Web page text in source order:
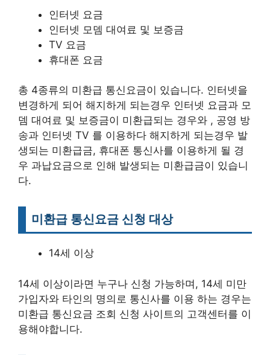
인터넷 요금
인터넷 모뎀 대여료 및 보증금
TV 요금
휴대폰 요금
총 4종류의 미환급 통신요금이 있습니다. 인터넷을
변경하게 되어 해지하게 되는경우 인터넷 요금과 모
뎀 대여료 및 보증금이 미환급되는 경우와 , 공영 방
송과 인터넷 TV 를 이용하다 해지하게 되는경우 발
생되는 미환급금, 휴대폰 통신사를 이용하게 될 경
우 과납요금으로 인해 발생되는 미환급금이 있습니
다.
미환급 통신요금 신청 대상
14세 이상
14세 이상이라면 누구나 신청 가능하며, 14세 미만
가입자와 타인의 명의로 통신사를 이용 하는 경우는
미환급 통신요금 조회 신청 사이트의 고객센터를 이
용해야합니다.